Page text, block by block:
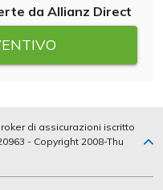
da Allianz Direct
di assicurazioni iscritto
- Copyright 2008-Thu